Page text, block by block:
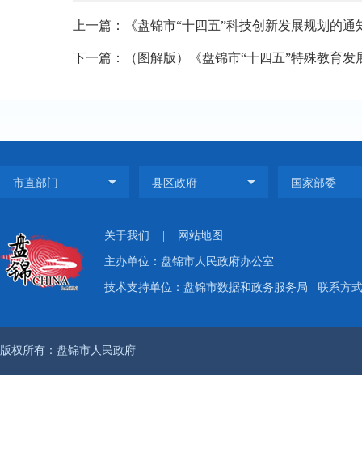
上一篇：《盘锦市“十四五”科技创新发展规划的通
下一篇：（图解版）《盘锦市“十四五”特殊教育
关于我们 网站地图
主办单位：盘锦市人民政府办公室
技术支持单位：盘锦市数据和政务服务局 联系方
版权所有：盘锦市人民政府